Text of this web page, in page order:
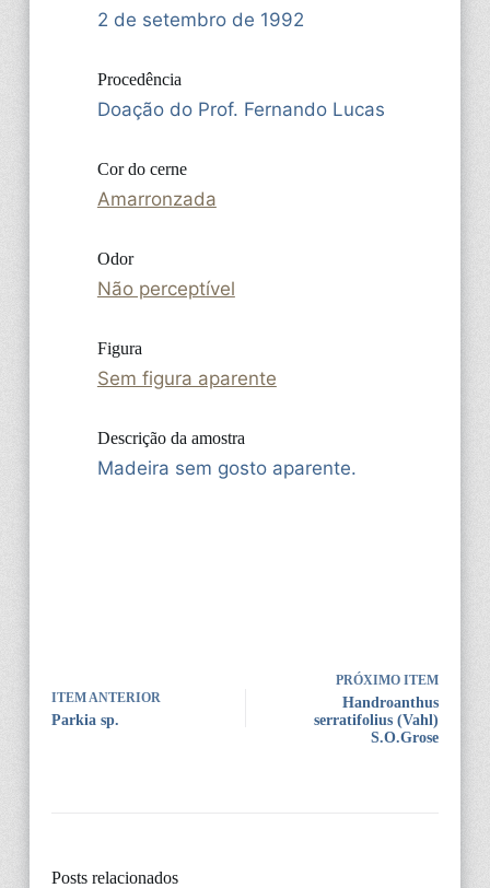
2 de setembro de 1992
Procedência
Doação do Prof. Fernando Lucas
Cor do cerne
Amarronzada
Odor
Não perceptível
Figura
Sem figura aparente
Descrição da amostra
Madeira sem gosto aparente.
ITEM ANTERIOR
Parkia sp.
PRÓXIMO ITEM
Handroanthus
serratifolius (Vahl)
S.O.Grose
Posts relacionados